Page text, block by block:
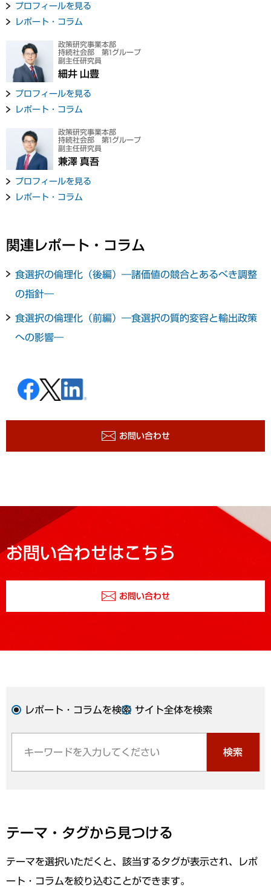
プロフィールを見る
レポート・コラム
政策研究事業本部
持続社会部 第1グループ
副主任研究員
細井 山豊
プロフィールを見る
レポート・コラム
政策研究事業本部
持続社会部 第1グループ
副主任研究員
兼澤 真吾
プロフィールを見る
レポート・コラム
関連レポート・コラム
食選択の倫理化（後編）―諸価値の競合とあるべき調整
の指針―
食選択の倫理化（前編）―食選択の質的変容と輸出政策
への影響―
お問い合わせ
お問い合わせはこちら
お問い合わせ
レポート・コラムを検索 サイト全体を検索
検索
テーマ・タグから見つける
テーマを選択いただくと、該当するタグが表示され、レポ
ート・コラムを絞り込むことができます。